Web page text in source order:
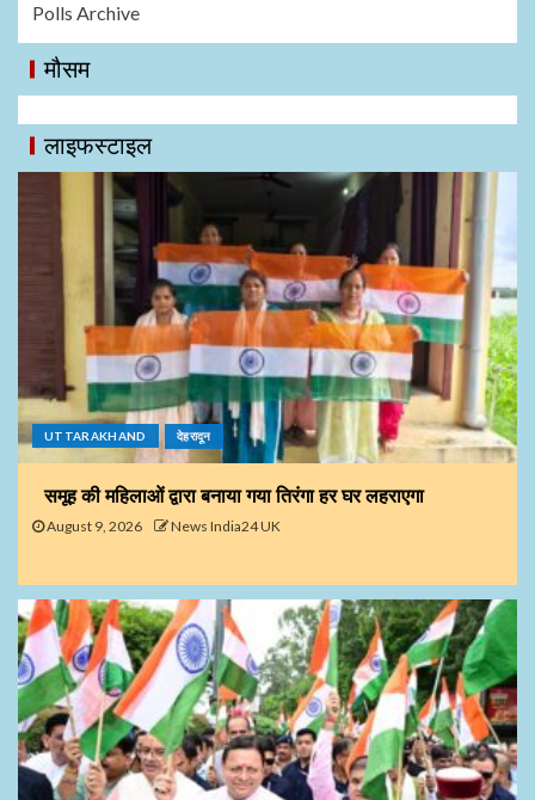
Polls Archive
मौसम
लाइफस्टाइल
UTTARAKHAND देहरादून
समूह की महिलाओं द्वारा बनाया गया तिरंगा हर घर लहराएगा
August 9, 2026 News India24 UK